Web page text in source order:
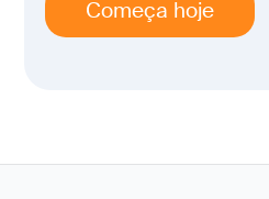
Começa hoje